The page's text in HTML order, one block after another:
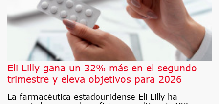
Eli Lilly gana un 32% más en el segundo
trimestre y eleva objetivos para 2026
La farmacéutica estadounidense Eli Lilly ha